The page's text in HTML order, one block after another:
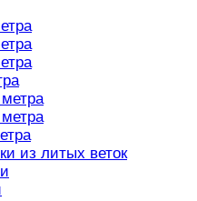
из литых веток